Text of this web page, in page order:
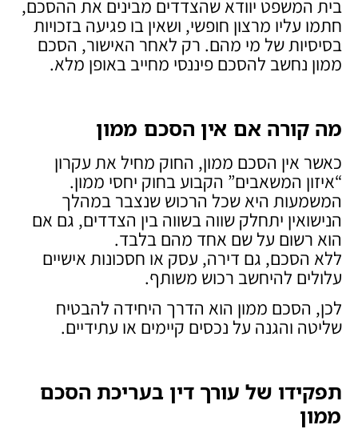
בית המשפט יוודא שהצדדים מבינים את ההסכם,
חתמו עליו מרצון חופשי, ושאין בו פגיעה בזכויות
בסיסיות של מי מהם. רק לאחר האישור, הסכם
ממון נחשב להסכם פיננסי מחייב באופן מלא.
מה קורה אם אין הסכם ממון
כאשר אין הסכם ממון, החוק מחיל את עקרון
“איזון המשאבים” הקבוע בחוק יחסי ממון.
המשמעות היא שכל הרכוש שנצבר במהלך
הנישואין יתחלק שווה בשווה בין הצדדים, גם אם
הוא רשום על שם אחד מהם בלבד.
ללא הסכם, גם דירה, עסק או חסכונות אישיים
עלולים להיחשב רכוש משותף.
לכן, הסכם ממון הוא הדרך היחידה להבטיח
שליטה והגנה על נכסים קיימים או עתידיים.
תפקידו של עורך דין בעריכת הסכם
ממון